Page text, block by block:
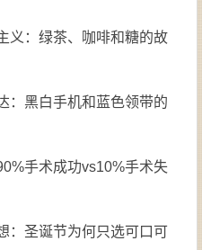
义：绿茶、咖啡和糖的故
：黑白手机和蓝色领带的
手术成功vs10%手术失
：圣诞节为何只选可口可